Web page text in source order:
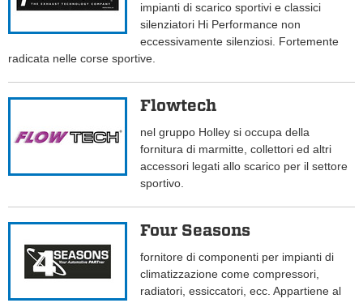
impianti di scarico sportivi e classici
silenziatori Hi Performance non
eccessivamente silenziosi. Fortemente
radicata nelle corse sportive.
Flowtech
nel gruppo Holley si occupa della
fornitura di marmitte, collettori ed altri
accessori legati allo scarico per il settore
sportivo.
Four Seasons
fornitore di componenti per impianti di
climatizzazione come compressori,
radiatori, essiccatori, ecc. Appartiene al